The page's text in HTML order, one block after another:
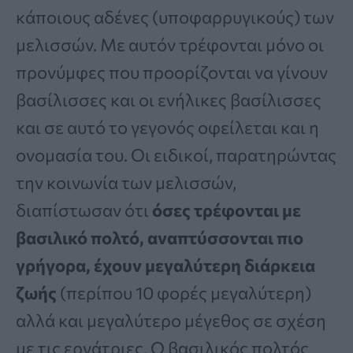
κάποιους αδένες (υποφαρρυγικούς) των
μελισσών. Με αυτόν τρέφονται μόνο οι
προνύμφες που προορίζονται να γίνουν
βασίλισσες και οι ενήλικες βασίλισσες
και σε αυτό το γεγονός οφείλεται και η
ονομασία του. Οι ειδικοί, παρατηρώντας
την κοινωνία των μελισσών,
διαπίστωσαν ότι όσες τρέφονται με
βασιλικό πολτό, αναπτύσσονται πιο
γρήγορα, έχουν μεγαλύτερη διάρκεια
ζωής (περίπου 10 φορές μεγαλύτερη)
αλλά και μεγαλύτερο μέγεθος σε σχέση
με τις εργάτριες. Ο βασιλικός πολτός